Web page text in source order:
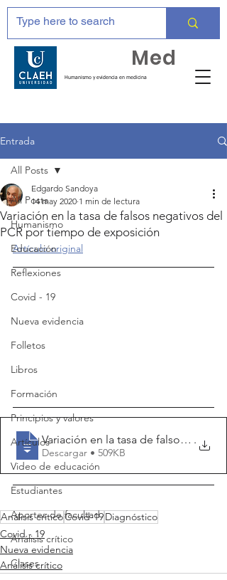
Humanismo y evidencia en medicina
Med
Entrada
All Posts
Humanismo
Educación
Reflexiones
Covid - 19
Nueva evidencia
Folletos
Libros
Formación
Principios y valores
Artículos
Video de educación
Estudiantes
Aportes de facultad
Análisis crítico
Clases
All Posts
Variación en la tasa de falsos negativos del
PCR por tiempo de exposición
Edgardo Sandoya
14 may 2020 1 min de lectura
Artículo original
Variación en la tasa de falsos negativo
.
Descargar • 509KB
Análisis críticoCovid-19Diagnóstico
Covid - 19
Nueva evidencia
Análisis crítico